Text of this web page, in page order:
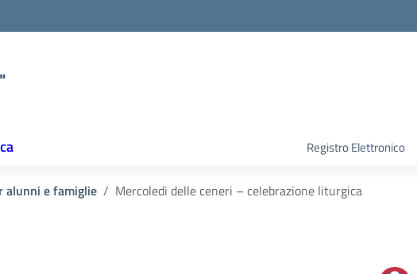
Registro Elettronico
alunni e famiglie Mercoledi delle ceneri – celebrazione liturgica